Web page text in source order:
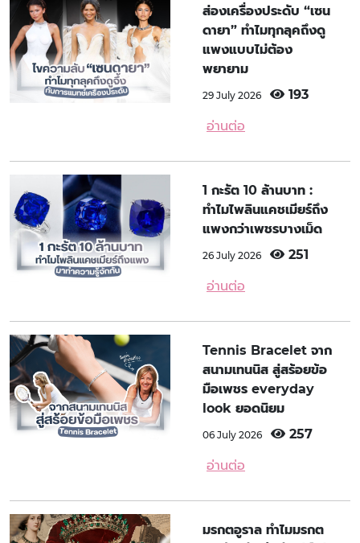
ส่องเครื่องประดับ “เซน
ดายา” ทำไมทุกลุคถึงดู
แพงแบบไม่ต้อง
พยายาม
29 July 2026 193
อ่านต่อ
1 กะรัต 10 ล้านบาท :
ทำไมไพลินแคชเมียร์ถึง
แพงกว่าเพชรบางเม็ด
26 July 2026 251
อ่านต่อ
Tennis Bracelet จาก
สนามเทนนิส สู่สร้อยข้อ
มือเพชร everyday
look ยอดนิยม
06 July 2026 257
อ่านต่อ
มรกตอูราล ทำไมมรกต